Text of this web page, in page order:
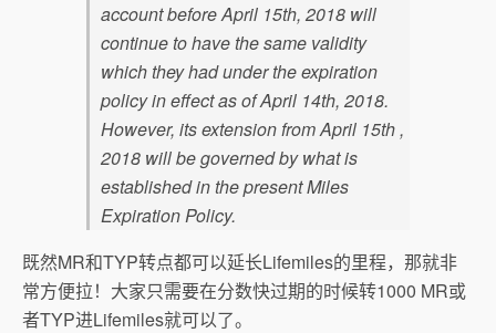
account before April 15th, 2018 will
continue to have the same validity
which they had under the expiration
policy in effect as of April 14th, 2018.
However, its extension from April 15th ,
2018 will be governed by what is
established in the present Miles
Expiration Policy.
既然MR和TYP转点都可以延长Lifemiles的里程，那就非
常方便拉！大家只需要在分数快过期的时候转1000 MR或
者TYP进Lifemiles就可以了。